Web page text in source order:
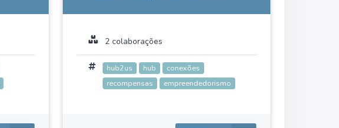
2 colaborações
hub2us hub
conexões
recompensas
empreendedorismo